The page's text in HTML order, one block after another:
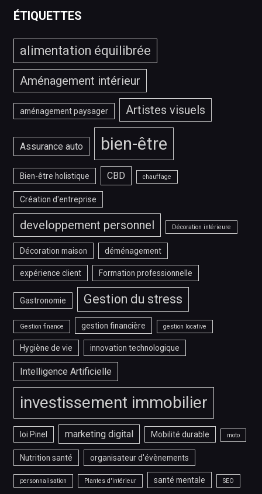
ÉTIQUETTES
alimentation équilibrée
Aménagement intérieur
aménagement paysager Artistes visuels
Assurance auto bien-être
Bien-être holistique CBD chauffage
Création d'entreprise
developpement personnel Décoration intérieure
Décoration maison déménagement
expérience client Formation professionnelle
Gastronomie Gestion du stress
Gestion finance gestion financière gestion locative
Hygiène de vie innovation technologique
Intelligence Artificielle
investissement immobilier
loi Pinel marketing digital Mobilité durable moto
Nutrition santé organisateur d'évènements
personnalisation Plantes d'intérieur santé mentale SEO